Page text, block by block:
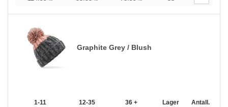
Graphite Grey / Blush
1-11 12-35 36 + Lager Antall.